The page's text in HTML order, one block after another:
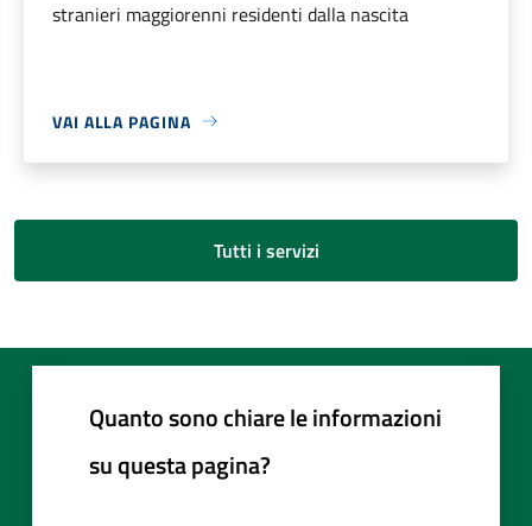
stranieri maggiorenni residenti dalla nascita
VAI ALLA PAGINA
Tutti i servizi
Quanto sono chiare le informazioni
su questa pagina?